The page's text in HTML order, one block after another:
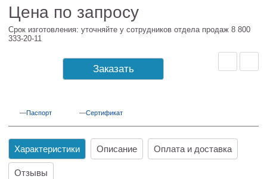
Цена по запросу
Срок изготовления: уточняйте у сотрудников отдела продаж 8 800
333-20-11
Заказать
Паспорт Сертификат
Характеристики Описание Оплата и доставка
Отзывы